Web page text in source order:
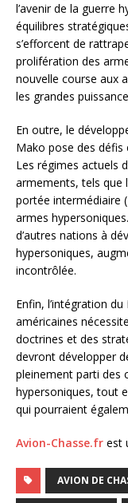
l’avenir de la guerre
équilibres
s’efforcent de
prolifération des
nouvelle course aux
les grandes
En outre, le
Mako pose des
Les régimes actuels
armements, tels que
portée intermédiaire
armes
d’autres nations à
hypersoniques,
incontrôlée.
Enfin, l’intégration
américaines
doctrines et des
devront développer
pleinement parti des
hypersoniques, tout
qui pourraient
Avion-Chasse.fr est
AVION DE